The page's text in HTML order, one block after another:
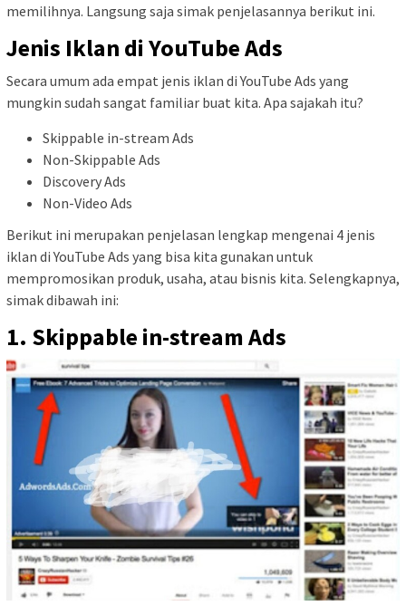
memilihnya. Langsung saja simak penjelasannya berikut ini.
Jenis Iklan di YouTube Ads
Secara umum ada empat jenis iklan di YouTube Ads yang
mungkin sudah sangat familiar buat kita. Apa sajakah itu?
Skippable in-stream Ads
Non-Skippable Ads
Discovery Ads
Non-Video Ads
Berikut ini merupakan penjelasan lengkap mengenai 4 jenis
iklan di YouTube Ads yang bisa kita gunakan untuk
mempromosikan produk, usaha, atau bisnis kita. Selengkapnya,
simak dibawah ini:
1. Skippable in-stream Ads